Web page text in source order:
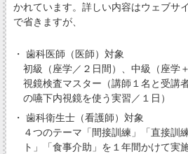
かれています。詳しい内容はウェブサ
で省きますが、
・ 歯科医師（医師）対象
初級（座学／２日間）、中級（座学
視鏡検査マスター（講師１名と受講
の嚥下内視鏡を使う実習／１日）
・ 歯科衛生士（看護師）対象
４つのテーマ「間接訓練」「直接訓
ト」「食事介助」を１年間かけて実